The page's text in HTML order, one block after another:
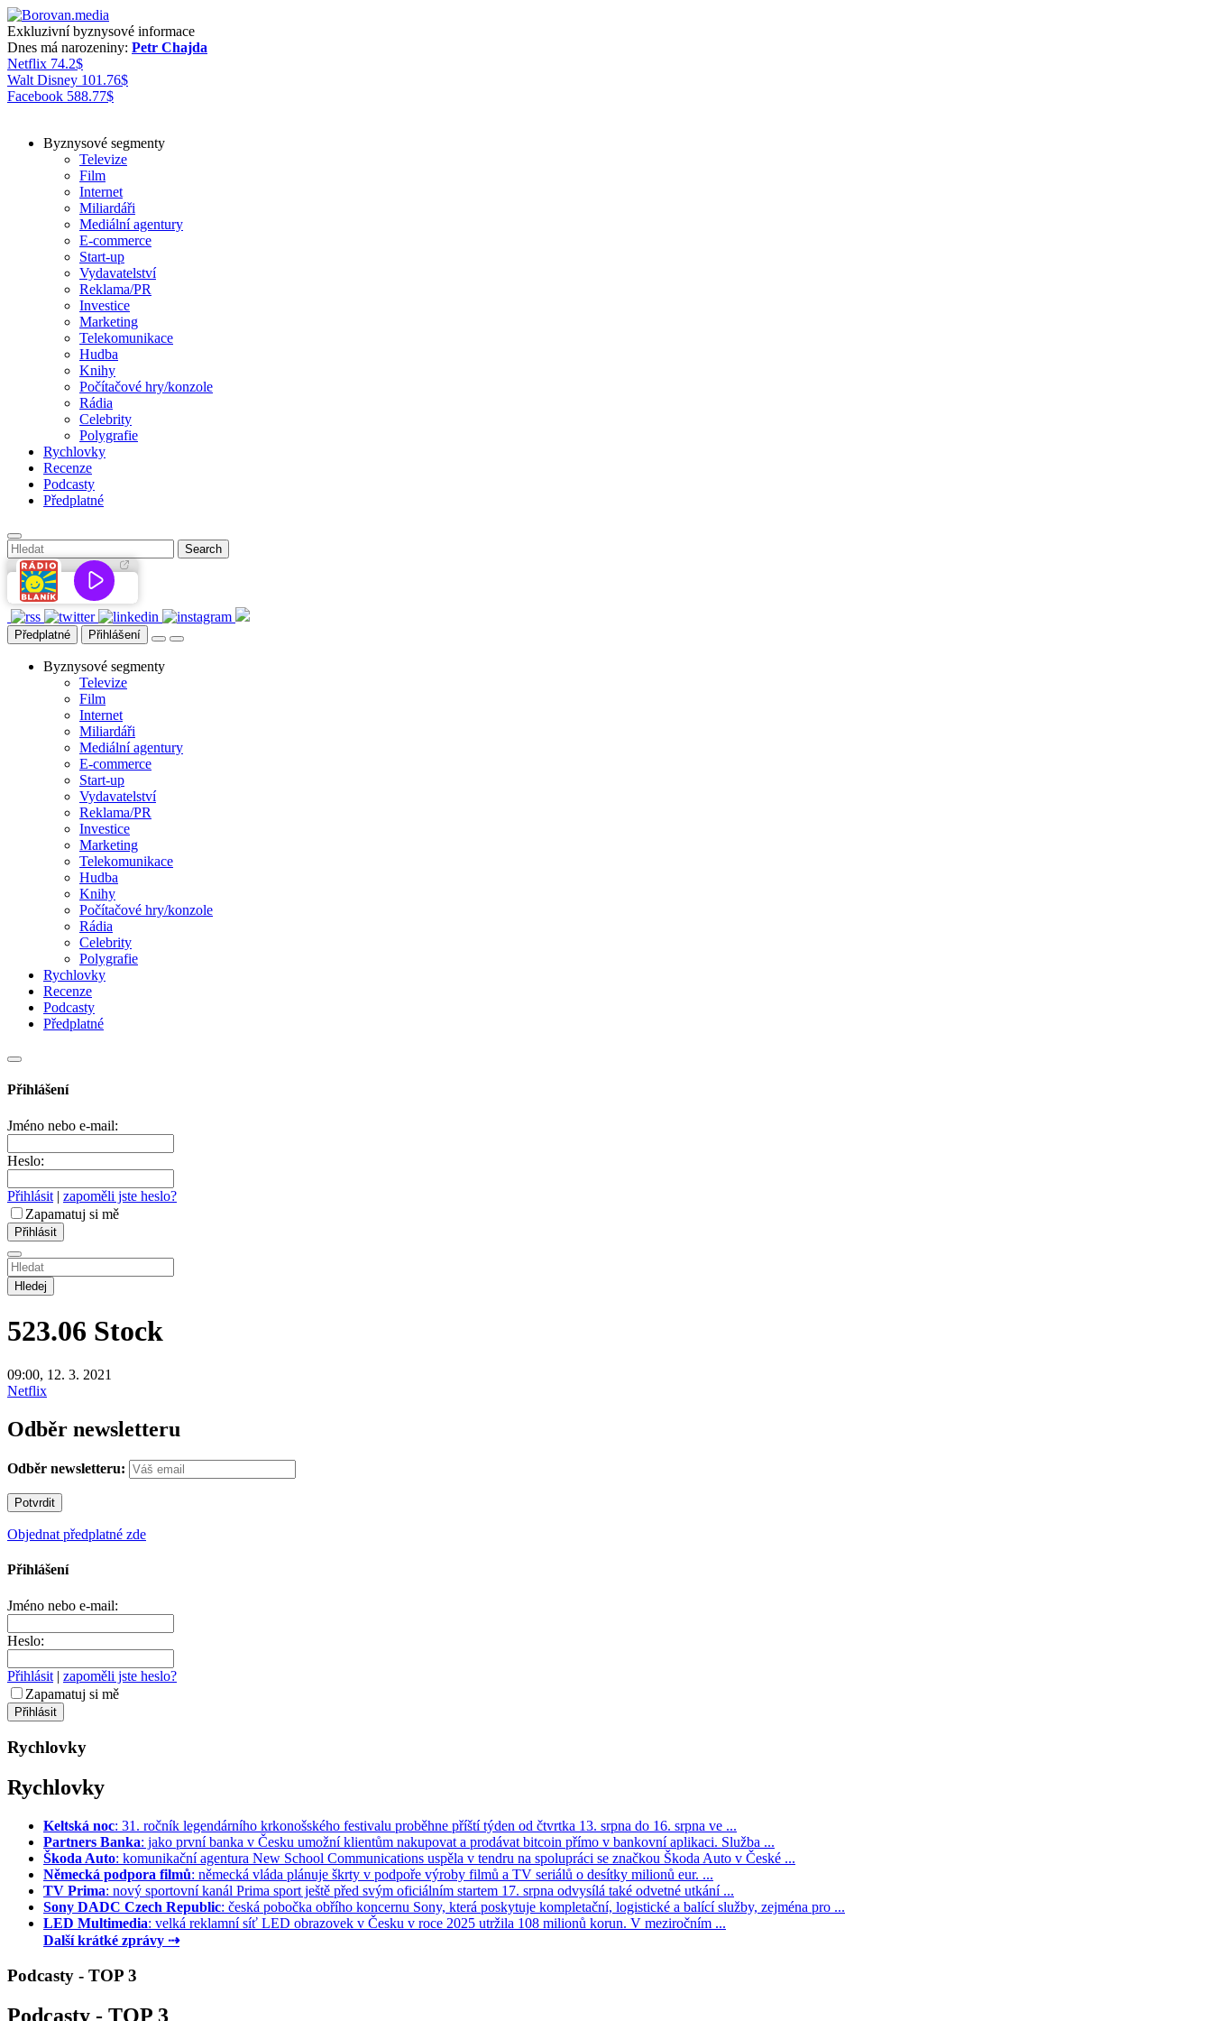
Exkluzivní byznysové informace
Dnes má narozeniny: Petr Chajda
Netflix 74.2$
Walt Disney 101.76$
Facebook 588.77$
Byznysové segmenty
Televize
Film
Internet
Miliardáři
Mediální agentury
E-commerce
Start-up
Vydavatelství
Reklama/PR
Investice
Marketing
Telekomunikace
Hudba
Knihy
Počítačové hry/konzole
Rádia
Celebrity
Polygrafie
Rychlovky
Recenze
Podcasty
Předplatné
Předplatné Přihlášení
Byznysové segmenty
Televize
Film
Internet
Miliardáři
Mediální agentury
E-commerce
Start-up
Vydavatelství
Reklama/PR
Investice
Marketing
Telekomunikace
Hudba
Knihy
Počítačové hry/konzole
Rádia
Celebrity
Polygrafie
Rychlovky
Recenze
Podcasty
Předplatné
Přihlášení
Jméno nebo e-mail:
Heslo:
Přihlásit | zapoměli jste heslo?
Zapamatuj si mě
Hledej
523.06 Stock
09:00, 12. 3. 2021
Netflix
Odběr newsletteru
Odběr newsletteru:
Objednat předplatné zde
Přihlášení
Jméno nebo e-mail:
Heslo:
Přihlásit | zapoměli jste heslo?
Zapamatuj si mě
Rychlovky
Rychlovky
Keltská noc: 31. ročník legendárního krkonošského festivalu proběhne příští týden od čtvrtka 13. srpna do 16. srpna ve ...
Partners Banka: jako první banka v Česku umožní klientům nakupovat a prodávat bitcoin přímo v bankovní aplikaci. Služba ...
Škoda Auto: komunikační agentura New School Communications uspěla v tendru na spolupráci se značkou Škoda Auto v České ...
Německá podpora filmů: německá vláda plánuje škrty v podpoře výroby filmů a TV seriálů o desítky milionů eur. ...
TV Prima: nový sportovní kanál Prima sport ještě před svým oficiálním startem 17. srpna odvysílá také odvetné utkání ...
Sony DADC Czech Republic: česká pobočka obřího koncernu Sony, která poskytuje kompletační, logistické a balící služby, zejména pro ...
LED Multimedia: velká reklamní síť LED obrazovek v Česku v roce 2025 utržila 108 milionů korun. V meziročním ...
Další krátké zprávy ⇢
Podcasty - TOP 3
Podcasty - TOP 3